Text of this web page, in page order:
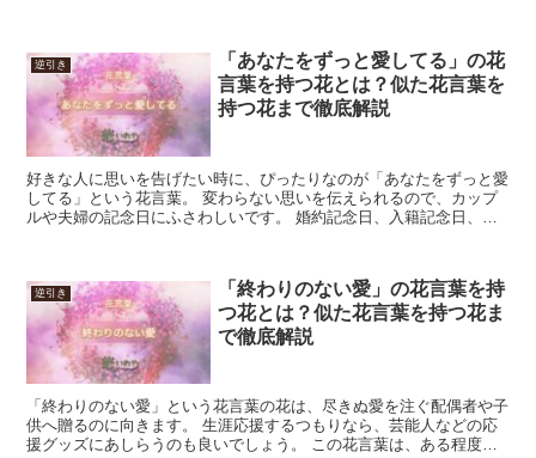
逆引き
「あなたをずっと愛してる」の花
言葉を持つ花とは？似た花言葉を
持つ花まで徹底解説
好きな人に思いを告げたい時に、ぴったりなのが「あなたをずっと愛
してる」という花言葉。 変わらない思いを伝えられるので、カップ
ルや夫婦の記念日にふさわしいです。 婚約記念日、入籍記念日、結
逆引き
「終わりのない愛」の花言葉を持
つ花とは？似た花言葉を持つ花ま
で徹底解説
「終わりのない愛」という花言葉の花は、尽きぬ愛を注ぐ配偶者や子
供へ贈るのに向きます。 生涯応援するつもりなら、芸能人などの応
援グッズにあしらうのも良いでしょう。 この花言葉は、ある程度愛